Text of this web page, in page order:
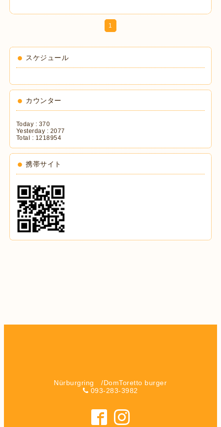
1
スケジュール
カウンター
Today : 370
Yesterday : 2077
Total : 1218954
携帯サイト
Nürburgring /DomToretto burger
093-283-3982